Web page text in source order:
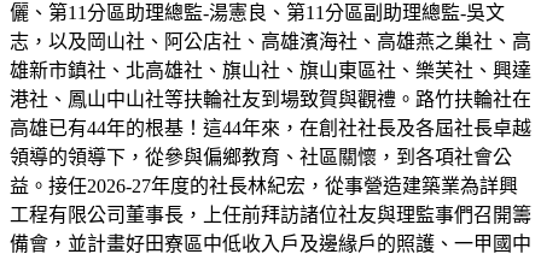
儷、第11分區助理總監-湯憲良、第11分區副助理總監-吳文
志，以及岡山社、阿公店社、高雄濱海社、高雄燕之巢社、高
雄新市鎮社、北高雄社、旗山社、旗山東區社、樂芙社、興達
港社、鳳山中山社等扶輪社友到場致賀與觀禮。路竹扶輪社在
高雄已有44年的根基！這44年來，在創社社長及各屆社長卓越
領導的領導下，從參與偏鄉教育、社區關懷，到各項社會公
益。接任2026-27年度的社長林紀宏，從事營造建築業為詳興
工程有限公司董事長，上任前拜訪諸位社友與理監事們召開籌
備會，並計畫好田寮區中低收入戶及邊緣戶的照護、一甲國中